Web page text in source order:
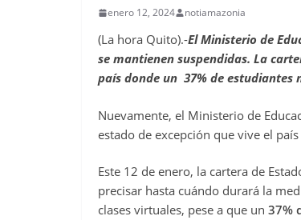
enero 12, 2024 notiamazonia
(La hora Quito).-El Ministerio de
se mantienen suspendidas. La
país donde un 37% de estudiantes
Nuevamente, el Ministerio de
estado de excepción que vive el
Este 12 de enero, la cartera de
precisar hasta cuándo durará la
clases virtuales, pese a que un 37%